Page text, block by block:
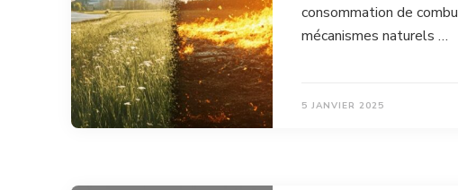
consommation de
mécanismes naturels …
5 JANVIER 2025